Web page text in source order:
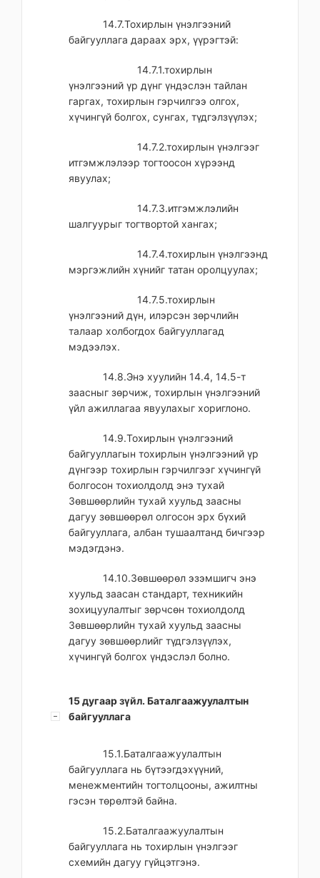
14.7.Тохирлын үнэлгээний
байгууллага дараах эрх, үүрэгтэй:
14.7.1.тохирлын
үнэлгээний үр дүнг үндэслэн тайлан
гаргах, тохирлын гэрчилгээ олгох,
хүчингүй болгох, сунгах, түдгэлзүүлэх;
14.7.2.тохирлын үнэлгээг
итгэмжлэлээр тогтоосон хүрээнд
явуулах;
14.7.3.итгэмжлэлийн
шалгуурыг тогтвортой хангах;
14.7.4.тохирлын үнэлгээнд
мэргэжлийн хүнийг татан оролцуулах;
14.7.5.тохирлын
үнэлгээний дүн, илэрсэн зөрчлийн
талаар холбогдох байгууллагад
мэдээлэх.
14.8.Энэ хуулийн 14.4, 14.5-т
заасныг зөрчиж, тохирлын үнэлгээний
үйл ажиллагаа явуулахыг хориглоно.
14.9.Тохирлын үнэлгээний
байгууллагын тохирлын үнэлгээний үр
дүнгээр тохирлын гэрчилгээг хүчингүй
болгосон тохиолдолд энэ тухай
Зөвшөөрлийн тухай хуульд заасны
дагуу зөвшөөрөл олгосон эрх бүхий
байгууллага, албан тушаалтанд бичгээр
мэдэгдэнэ.
14.10.Зөвшөөрөл эзэмшигч энэ
хуульд заасан стандарт, техникийн
зохицуулалтыг зөрчсөн тохиолдолд
Зөвшөөрлийн тухай хуульд заасны
дагуу зөвшөөрлийг түдгэлзүүлэх,
хүчингүй болгох үндэслэл болно.
15 дугаар зүйл. Баталгаажуулалтын
байгууллага
15.1.Баталгаажуулалтын
байгууллага нь бүтээгдэхүүний,
менежментийн тогтолцооны, ажилтны
гэсэн төрөлтэй байна.
15.2.Баталгаажуулалтын
байгууллага нь тохирлын үнэлгээг
схемийн дагуу гүйцэтгэнэ.